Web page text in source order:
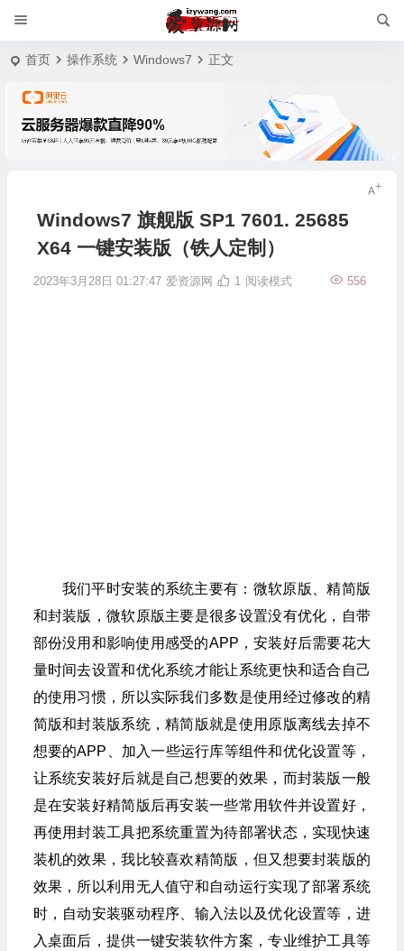
首页 操作系统 Windows7 正文
Windows7 旗舰版 SP1 7601. 25685
X64 一键安装版（铁人定制）
2023年3月28日 01:27:47 爱资源网 556
1 阅读模式
我们平时安装的系统主要有：微软原版、精简版
和封装版，微软原版主要是很多设置没有优化，自带
部份没用和影响使用感受的APP，安装好后需要花大
量时间去设置和优化系统才能让系统更快和适合自己
的使用习惯，所以实际我们多数是使用经过修改的精
简版和封装版系统，精简版就是使用原版离线去掉不
想要的APP、加入一些运行库等组件和优化设置等，
让系统安装好后就是自己想要的效果，而封装版一般
是在安装好精简版后再安装一些常用软件并设置好，
再使用封装工具把系统重置为待部署状态，实现快速
装机的效果，我比较喜欢精简版，但又想要封装版的
效果，所以利用无人值守和自动运行实现了部署系统
时，自动安装驱动程序、输入法以及优化设置等，进
入桌面后，提供一键安装软件方案，专业维护工具等